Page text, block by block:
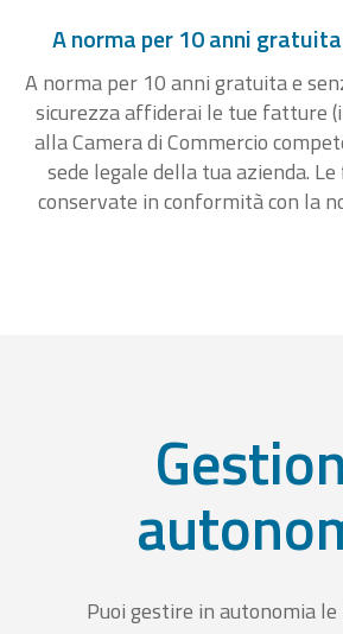
A norma per 10 anni
A norma per 10 anni gratuita e
sicurezza affiderai le tue fatture
alla Camera di Commercio
sede legale della tua azienda.
conservate in conformità con la
Puoi gestire in autonomia